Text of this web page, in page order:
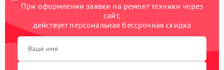
При оформлении заявки на ремонт техники через
сайт,
действует персональная бессрочная скидка